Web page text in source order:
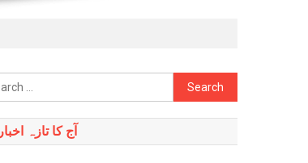
Search
for:
آج کا تازہ اخبار